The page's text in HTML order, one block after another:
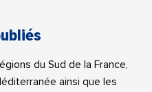
du Sud de la France,
ainsi que les